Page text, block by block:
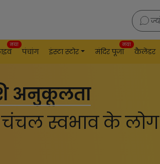
नया
पंचांग इंस्टा स्टोर मंदिर पूजा
नया
कैलेंडर
अनुकूलता
चंचल स्वभाव के